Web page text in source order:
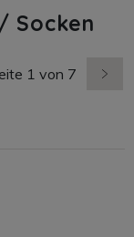
Socken
1 von 7